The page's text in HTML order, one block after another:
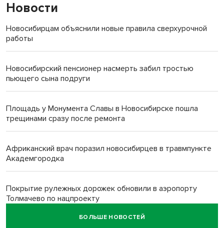
Новости
Новосибирцам объяснили новые правила сверхурочной
работы
Новосибирский пенсионер насмерть забил тростью
пьющего сына подруги
Площадь у Монумента Славы в Новосибирске пошла
трещинами сразу после ремонта
Африканский врач поразил новосибирцев в травмпункте
Академгородка
Покрытие рулежных дорожек обновили в аэропорту
Толмачево по нацпроекту
БОЛЬШЕ НОВОСТЕЙ